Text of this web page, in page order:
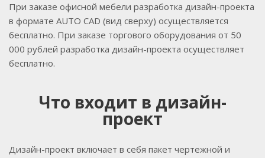
При заказе офисной мебели разработка дизайн-проекта
в формате AUTO CAD (вид сверху) осуществляется
бесплатно. При заказе торгового оборудования от 50
000 рублей разработка дизайн-проекта осуществляет
бесплатно.
Что входит в дизайн-
проект
Дизайн-проект включает в себя пакет чертежной и